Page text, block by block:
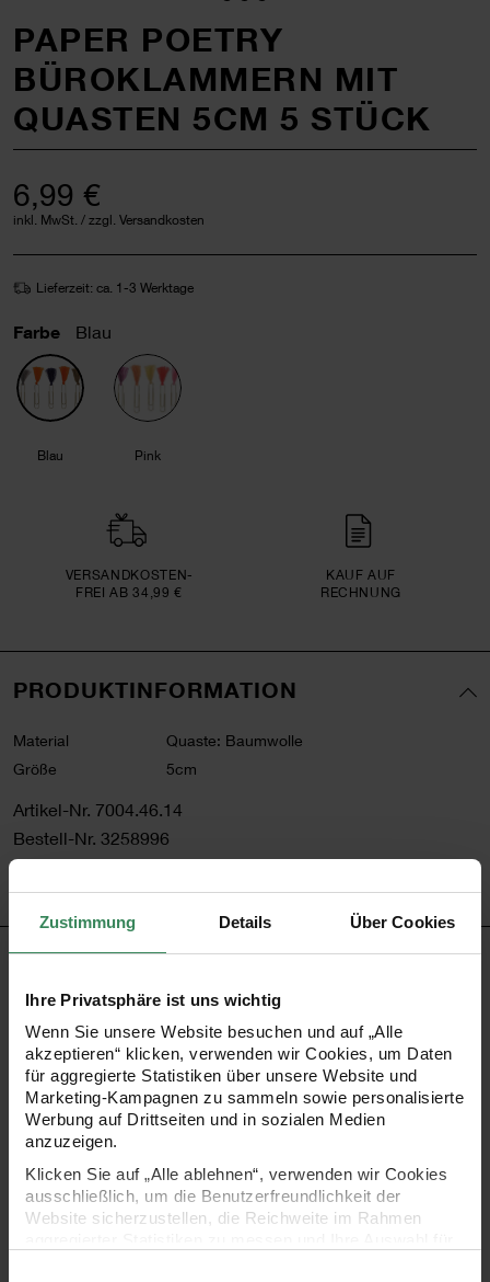
Zustimmung Details Über Cookies
Ihre Privatsphäre ist uns wichtig
Wenn Sie unsere Website besuchen und auf „Alle
akzeptieren“ klicken, verwenden wir Cookies, um Daten
für aggregierte Statistiken über unsere Website und
Marketing-Kampagnen zu sammeln sowie personalisierte
Werbung auf Drittseiten und in sozialen Medien
anzuzeigen.
Klicken Sie auf „Alle ablehnen“, verwenden wir Cookies
ausschließlich, um die Benutzerfreundlichkeit der
Website sicherzustellen, die Reichweite im Rahmen
PAPER POETRY
BÜROKLAMMERN MIT
QUASTEN 5CM 5 STÜCK
6,99 €
inkl. MwSt. / zzgl. Versandkosten
Lieferzeit: ca. 1-3 Werktage
Farbe Blau
Blau Pink
VERSAND­KOSTEN­
FREI AB 34,99 €
KAUF AUF
RECHNUNG
PRODUKTINFORMATION
Material
Quaste: Baumwolle
Größe
5cm
Artikel-Nr. 7004.46.14
Bestell-Nr. 3258996
den letzten Schliff in Ihrem DIY-Projekt. Daher ergänzen die
extra großen Paper Poetry Büroklammern mit Quasten
unser Bullet Diary Sortiment. Die flauschigen Helferlein
können Sie beispielsweise als Lesezeichen oder Marker in
Bullet Diarys, Agenden oder Notizbüchern verwenden.
Wichtige oder besonders freudige Ereignisse haben Sie so
immer im Blick. Außerdem können Sie die hübschen